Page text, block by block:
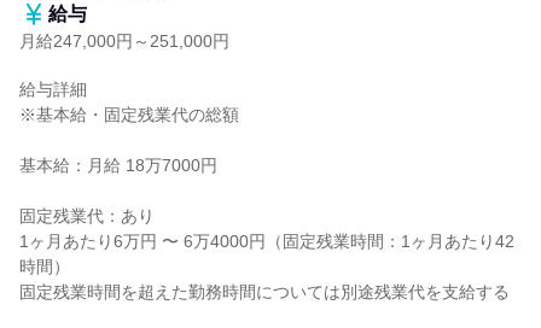
給与
月給247,000円～251,000円
給与詳細
※基本給・固定残業代の総額
基本給：月給 18万7000円
固定残業代：あり
1ヶ月あたり6万円 〜 6万4000円（固定残業時間：1ヶ月あたり42
時間）
固定残業時間を超えた勤務時間については別途残業代を支給する